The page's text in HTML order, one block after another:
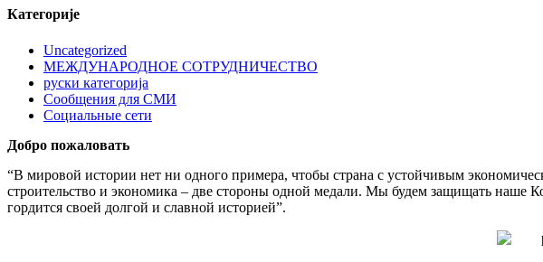
Категорије
Uncategorized
МЕЖДУНАРОДНОЕ СОТРУДНИЧЕСТВО
руски категорија
Сообщения для СМИ
Социальные сети
Добро пожаловать
“В мировой истории нет ни одного примера, чтобы страна с устойчивым
строительство и экономика – две стороны одной медали. Мы будем защищать наше
гордится своей долгой и славной историей”.